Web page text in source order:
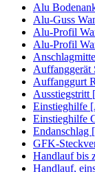
Alu
Alu-Guss
Alu-Profil
Alu-Profil
Auffanggerät
Auffanggurt
Ausstiegstritt
Einstieghilfe
Einstieghilfe
Endanschlag
GFK-
Handlauf bis
Handlauf,